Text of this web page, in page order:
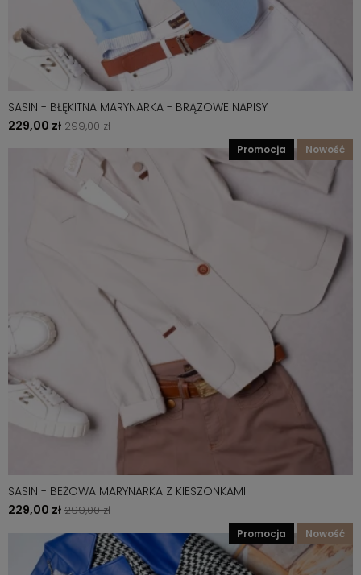
SASIN - BŁĘKITNA MARYNARKA - BRĄZOWE NAPISY
229,00 zł 299,00 zł
SASIN - BEŻOWA MARYNARKA Z KIESZONKAMI
229,00 zł 299,00 zł
promocja nowość
promocja nowość